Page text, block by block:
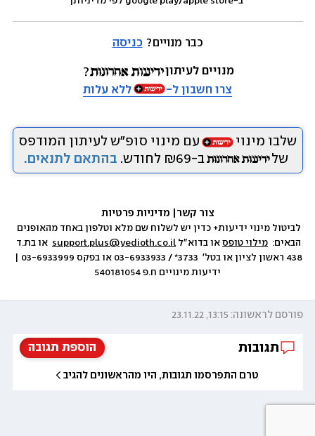
כבר מנויים? כניסה
מנויים לעיתון
צרו חשבון ל-
ללא עלות
שלבו מינוי
עם מינוי סופ״ש לעיתון המודפס
של
ב-₪69 לחודש. בהתאם לתנאים.
צור קשר
הבאים: מילוי טופס או בדוא״ל support.plus@yedioth.co.il
ידיעות מינויים ח.פ 540181054
פורסם לראשונה: 13:15, 23.11.22
הוספת תגובה תגובות
טרם התפרסמו תגובות, היו מהראשונים להגיב